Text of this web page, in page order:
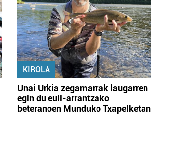
KIROLA
Unai Urkia zegamarrak laugarren
egin du euli-arrantzako
beteranoen Munduko Txapelketan